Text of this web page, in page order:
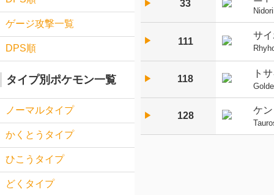
▶︎ 33
▶︎ 111
サ
▶︎ 118
ト
▶︎ 128
ケ
ゲージ攻撃一覧
DPS順
タイプ別ポケモン一覧
ノーマルタイプ
かくとうタイプ
ひこうタイプ
どくタイプ